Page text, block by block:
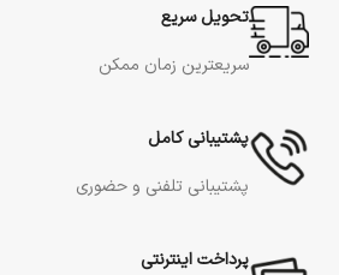
تحویل سریع
سریعترین زمان ممکن
پشتیبانی کامل
پشتیبانی تلفنی و حضوری
پرداخت اینترنتی